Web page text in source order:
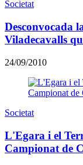
Societat
Desconvocada
Viladecavalls
24/09/2010
Societat
L'Egara i el
Campionat de